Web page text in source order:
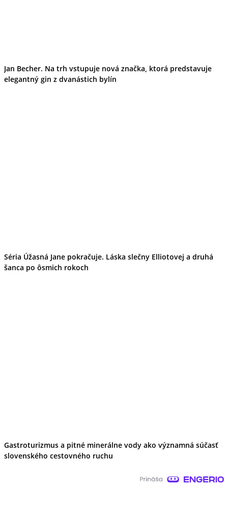
Jan Becher. Na trh vstupuje nová značka, ktorá predstavuje
elegantný gin z dvanástich bylín
Séria Úžasná Jane pokračuje. Láska slečny Elliotovej a druhá
šanca po ôsmich rokoch
Gastroturizmus a pitné minerálne vody ako významná súčasť
slovenského cestovného ruchu